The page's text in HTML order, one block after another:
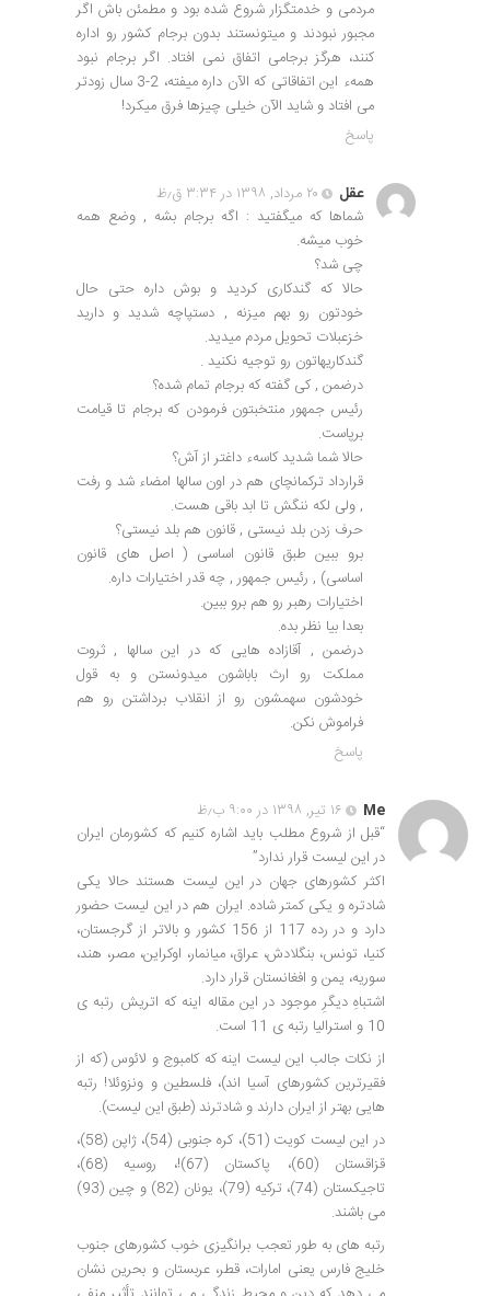
مردمی و خدمتگزار شروع شده بود و مطمئن باش اگر
مجبور نبودند و میتونستند بدون برجام کشور رو اداره
کنند، هرگز برجامی اتفاق نمی افتاد. اگر برجام نبود
همهء این اتفاقاتی که الآن داره میفته، 2-3 سال زودتر
می افتاد و شاید الآن خیلی چیزها فرق میکرد!
پاسخ
عقل
۲۰ مرداد, ۱۳۹۸ در ۳:۳۴ ق٫ظ
شماها که میگفتید : اگه برجام بشه , وضع همه
خوب میشه.
چی شد؟
حالا که گندکاری کردید و بوش داره حتی حال
خودتون رو بهم میزنه , دستپاچه شدید و دارید
خزعبلات تحویل مردم میدید.
گندکاریهاتون رو توجیه نکنید .
درضمن , کی گفته که برجام تمام شده؟
رئیس جمهور منتخبتون فرمودن که برجام تا قیامت
برپاست.
حالا شما شدید کاسهء داغتر از آش؟
قرارداد ترکمانچای هم در اون سالها امضاء شد و رفت
, ولی لکه ننگش تا ابد باقی هست.
حرف زدن بلد نیستی , قانون هم بلد نیستی؟
برو ببین طبق قانون اساسی ( اصل های قانون
اساسی) , رئیس جمهور , چه قدر اختیارات داره.
اختیارات رهبر رو هم برو ببین.
بعدا بیا نظر بده.
درضمن , آقازاده هایی که در این سالها , ثروت
مملکت رو ارث باباشون میدونستن و به قول
خودشون سهمشون رو از انقلاب برداشتن رو هم
فراموش نکن.
پاسخ
Me
۱۶ تیر, ۱۳۹۸ در ۹:۰۰ ب٫ظ
“قبل از شروع مطلب باید اشاره کنیم که کشورمان ایران
در این لیست قرار ندارد”
اکثر کشورهای جهان در این لیست هستند حالا یکی
شادتره و یکی کمتر شاده. ایران هم در این لیست حضور
دارد و در رده 117 از 156 کشور و بالاتر از گرجستان،
کنیا، تونس، بنگلادش، عراق، میانمار، اوکراین، مصر، هند،
سوریه، یمن و افغانستان قرار دارد.
اشتباهِ دیگرِ موجود در این مقاله اینه که اتریش رتبه ی
10 و استرالیا رتبه ی 11 است.
از نکات جالب این لیست اینه که کامبوج و لائوس (که از
فقیرترین کشورهای آسیا اند)، فلسطین و ونزوئلا! رتبه
هایی بهتر از ایران دارند و شادترند (طبق این لیست).
در این لیست کویت (51)، کره جنوبی (54)، ژاپن (58)،
قزاقستان (60)، پاکستان (67)!، روسیه (68)،
تاجیکستان (74)، ترکیه (79)، یونان (82) و چین (93)
می باشند.
رتبه های به طور تعجب برانگیزی خوب کشورهای جنوب
خلیج فارس یعنی امارات، قطر، عربستان و بحرین نشان